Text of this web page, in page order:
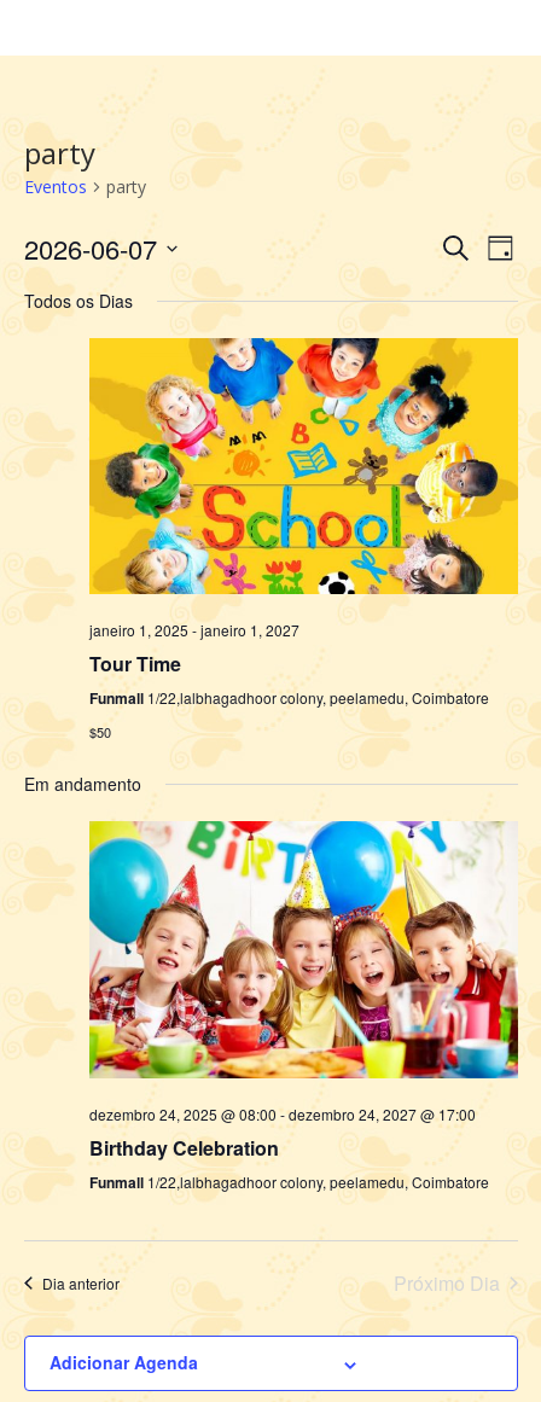
party
Eventos party
de
visuais
de
Eventos
Procurar
Eventosdo
Dia
2026-06-07
Selecione
a
data.
Todos os Dias
janeiro 1, 2025 -janeiro 1, 2027
Tour Time
Funmall 1/22,lalbhagadhoor colony, peelamedu, Coimbatore
$50
Em andamento
dezembro 24, 2025 @ 08:00 -dezembro 24, 2027 @ 17:00
Birthday Celebration
Funmall 1/22,lalbhagadhoor colony, peelamedu, Coimbatore
Dia anterior Próximo Dia
Adicionar Agenda